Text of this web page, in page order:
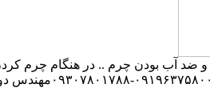
آب بودن چرم .. در هنگام چرم کردن